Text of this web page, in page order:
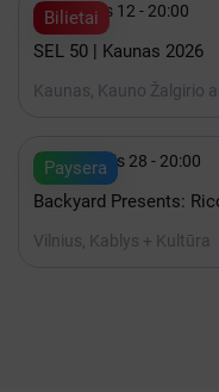
Bilietai
 Gruodis 12 - 20:00
SEL 50 | Kaunas 2026
Kaunas, Kauno Žalgirio
Paysera
 Rugpjūtis 28 - 20:00
Backyard Presents:
Vilnius, Kablys + Kultūra